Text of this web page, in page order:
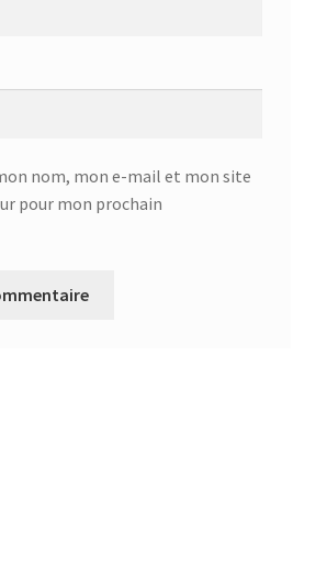
nom, mon e-mail et mon site
pour mon prochain